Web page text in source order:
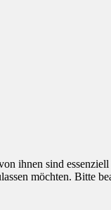
ihnen sind
möchten. Bitte